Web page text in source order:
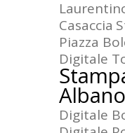
Casaccia
Piazza
Digitale
Digitale